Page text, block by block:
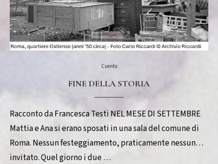
Cuento
FINE DELLA STORIA
Racconto da Francesca Testi NEL MESE DI SETTEMBRE
Mattia e Ana si erano sposati in una sala del comune di
Roma. Nessun festeggiamento, praticamente nessun
invitato. Quel giorno i due …